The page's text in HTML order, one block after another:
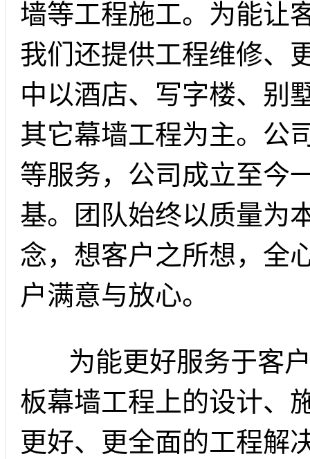
墙等工程施工。为能让
我们还提供工程维修、
中以酒店、写字楼、别
其它幕墙工程为主。公
等服务，公司成立至今
基。团队始终以质量为
念，想客户之所想，全
户满意与放心。
为能更好服务于客户
板幕墙工程上的设计、
更好、更全面的工程解